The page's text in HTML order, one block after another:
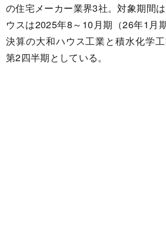
の住宅メーカー業界3社。対象期間
ウスは2025年8～10月期（26年1月
決算の大和ハウス工業と積水化学
第2四半期としている。